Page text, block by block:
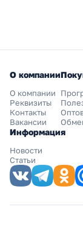
О компании
О компании
Реквизиты
Контакты
Вакансии
Информация
Новости
Статьи